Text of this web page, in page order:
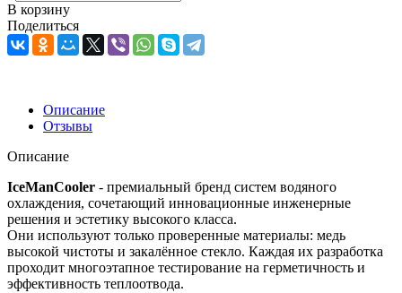
В корзину
Поделиться
Описание
Отзывы
Описание
IceManCooler - премиальный бренд систем водяного
охлаждения, сочетающий инновационные инженерные
решения и эстетику высокого класса.
Они используют только проверенные материалы: медь
высокой чистоты и закалённое стекло. Каждая их разработка
проходит многоэтапное тестирование на герметичность и
эффективность теплоотвода.